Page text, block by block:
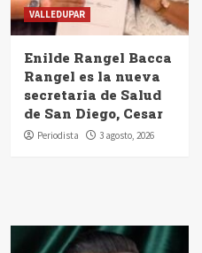
VALLEDUPAR
Enilde Rangel Bacca
Rangel es la nueva
secretaria de Salud
de San Diego, Cesar
Periodista 3 agosto, 2026